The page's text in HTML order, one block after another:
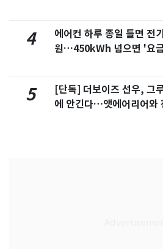
4
에어컨 하루 종일 틀면 전
원…450kWh 넘으면 '요
5
[단독] 더보이즈 선우, 그
에 안긴다…앳에어리어와